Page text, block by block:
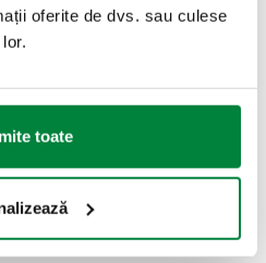
oferite de dvs. sau culese
toate
838108,
838108,
838080 230 V AC